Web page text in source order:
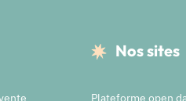
Nos sites
Plateforme open